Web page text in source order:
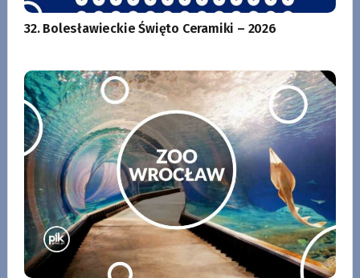
32. Bolesławieckie Święto Ceramiki – 2026